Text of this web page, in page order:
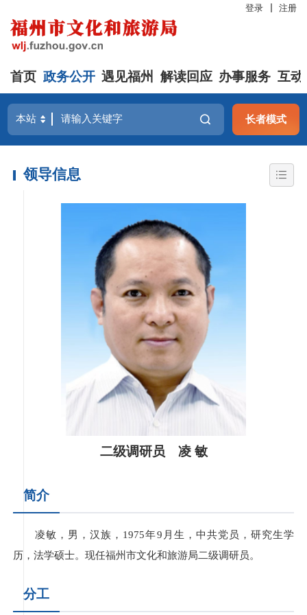
登录 注册
首页 政务公开 遇见福州 解读回应 办事服务 互动
长者模式
领导信息
二级调研员 凌 敏
简介
凌敏，男，汉族，1975年9月生，中共党员，研究生学
历，法学硕士。现任福州市文化和旅游局二级调研员。
分工